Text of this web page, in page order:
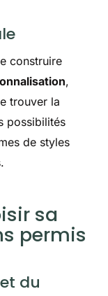
construire
,
trouver la
possibilités
de styles
sa
permis
du